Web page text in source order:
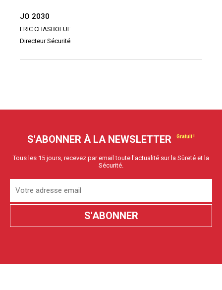
JO 2030
ERIC CHASBOEUF
Directeur Sécurité
S'ABONNER À LA NEWSLETTER
Tous les 15 jours, recevez par email toute l'actualité sur la Sûreté et la
Sécurité.